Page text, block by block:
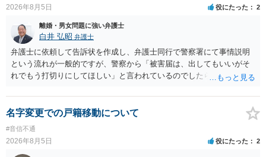
2026年8月5日 役にたった 2
離婚・男女問題に強い弁護士
白井 弘昭 弁護士
弁護士に依頼して告訴状を作成し、弁護士同行で警察署にて事情説明
という流れが一般的ですが、警察から「被害届は、出してもいいがそ
れでもう打切りにしてほしい」と言われているのでしたら、あまり結
検察庁に訴えるのもありかもしれないですが、実際に捜査をするの
は、結局所轄だと思われますので、やはり結論は変わらないかもしれ
ないです。 一度、最寄りの「刑事に強い」とうたっている弁護士に相
談してみてはいかがでしょうか。 以上、ご参考まで。
名字変更での戸籍移動について
#音信不通
2026年8月5日 役にたった 2